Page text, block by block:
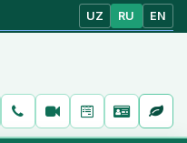
UZ RU EN